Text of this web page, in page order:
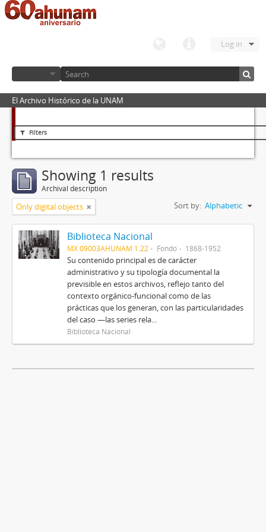
Log in
El Archivo Histórico de la UNAM
Filters
Showing 1 results
Archival description
Only digital objects Sort by: Alphabetic
Biblioteca Nacional
MX 09003AHUNAM 1.22 Fondo 1868-1952
Su contenido principal es de carácter
administrativo y su tipología documental la
previsible en estos archivos, reflejo tanto del
contexto orgánico-funcional como de las
prácticas que los generan, con las particularidades
del caso —las series rela...
Biblioteca Nacional